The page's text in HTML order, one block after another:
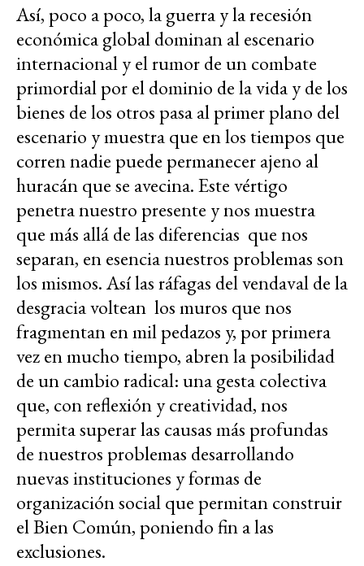
Así, poco a poco, la guerra y la recesión
económica global dominan al escenario
internacional y el rumor de un combate
primordial por el dominio de la vida y de los
bienes de los otros pasa al primer plano del
escenario y muestra que en los tiempos que
corren nadie puede permanecer ajeno al
huracán que se avecina. Este vértigo
penetra nuestro presente y nos muestra
que más allá de las diferencias que nos
separan, en esencia nuestros problemas son
los mismos. Así las ráfagas del vendaval de la
desgracia voltean los muros que nos
fragmentan en mil pedazos y, por primera
vez en mucho tiempo, abren la posibilidad
de un cambio radical: una gesta colectiva
que, con reflexión y creatividad, nos
permita superar las causas más profundas
de nuestros problemas desarrollando
nuevas instituciones y formas de
organización social que permitan construir
el Bien Común, poniendo fin a las
exclusiones.